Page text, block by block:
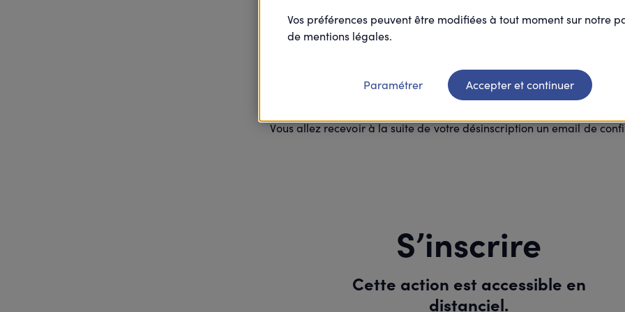
Votre inscription à cette action est
Vous allez recevoir à la suite de votre désinscription un email de
S’inscrire
Cette action est accessible en
distanciel.
Vos préférences peuvent être modifiées à tout moment sur notre
de mentions légales.
Paramétrer Accepter et continuer